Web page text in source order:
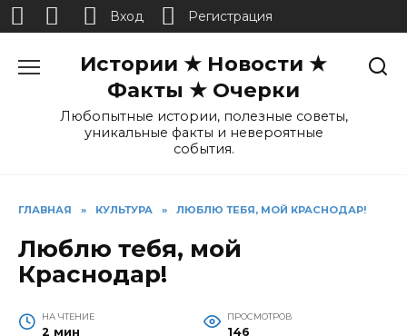
Истории ★ Новости ★
Факты ★ Очерки
Любопытные истории, полезные советы,
уникальные факты и невероятные
события.
ГЛАВНАЯ » КУЛЬТУРА » ЛЮБЛЮ ТЕБЯ, МОЙ КРАСНОДАР!
Люблю тебя, мой
Краснодар!
НА ЧТЕНИЕ
2 мин
ПРОСМОТРОВ
146
Вход Регистрация